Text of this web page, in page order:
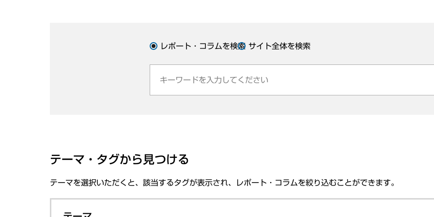
レポート・コラムを検索 サイト全体を検索
テーマ・タグから見つける
テーマを選択いただくと、該当するタグが表示され、レポート・コラムを絞り込むことができます。